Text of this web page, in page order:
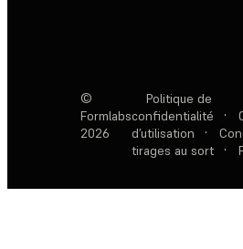
©
Formlabs
2026
Politique de
confidentialité
·
d’utilisation
·
tirages au sort
·